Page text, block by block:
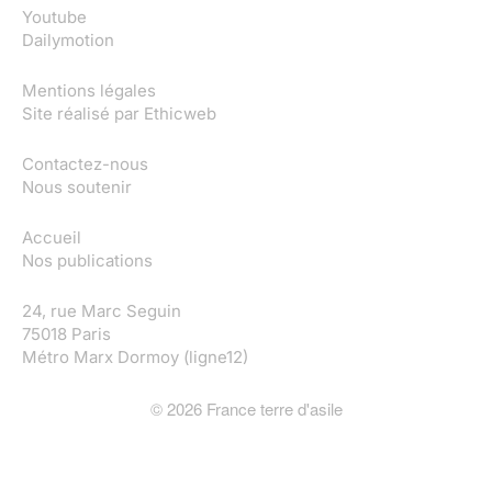
Youtube
Dailymotion
Mentions légales
Site réalisé par Ethicweb
Contactez-nous
Nous soutenir
Accueil
Nos publications
24, rue Marc Seguin
75018 Paris
Métro Marx Dormoy (ligne12)
©2026France terre d'asile